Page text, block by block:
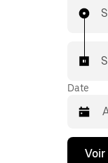
Date
Appuyez
Voir